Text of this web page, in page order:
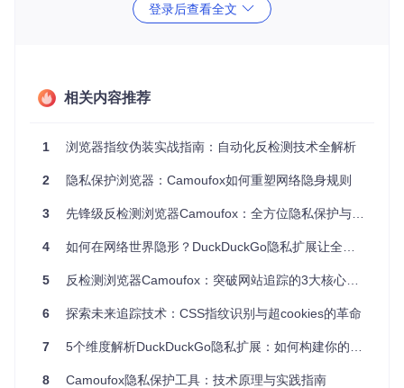
级标识，而字体指纹通过检测系统安装的字体组合来构建用户
画像。这些技术的结合使用，使得用户即便使用隐私浏览模
指纹"。当这些信息组合在一起时，其唯一性足以识别单个用
这一问题的严重性。
技术解决方案：三级防御体系的构建
基础防护层通过修改浏览器核心接口实现基础指纹伪装。在Ca
moufox中，这一功能由核心伪装模块
实现，通过修改Navigat
or接口、屏幕信息API和时区设置来改变基础指纹特征。例
如，通过重写 window.screen
对象的属性值，可以随机生成
不同的屏幕分辨率；修改Intl.DateTimeFormat().resolv
设置。
配置示例：
登录后查看全文
相关内容推荐
1 浏览器指纹伪装实战指南：自动化反检测技术全解析
2 隐私保护浏览器：Camoufox如何重塑网络隐身规则
3 先锋级反检测浏览器Camoufox：全方位隐私保护与数据安全解决方案
4 如何在网络世界隐形？DuckDuckGo隐私扩展让全方位防护更简单
5 反检测浏览器Camoufox：突破网站追踪的3大核心策略
6 探索未来追踪技术：CSS指纹识别与超cookies的革命
7 5个维度解析DuckDuckGo隐私扩展：如何构建你的浏览器安全屏障
8 Camoufox隐私保护工具：技术原理与实践指南